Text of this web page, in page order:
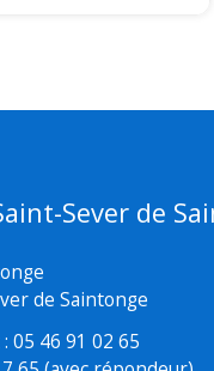
Sever de
de Saintonge
05 46 91 02 65